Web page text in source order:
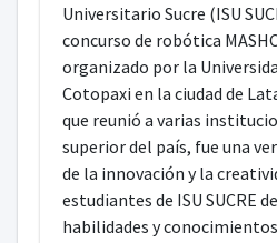
Universitario Sucre (ISU
concurso de robótica
organizado por la
Cotopaxi en la ciudad de
que reunió a varias
superior del país, fue una
de la innovación y la
estudiantes de ISU SUCRE
habilidades y